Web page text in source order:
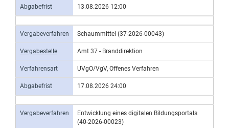
Abgabefrist 13.08.2026 12:00
Vergabeverfahren Schaummittel (37-2026-00043)
Vergabestelle Amt 37 - Branddirektion
Verfahrensart UVgO/VgV, Offenes Verfahren
Abgabefrist 17.08.2026 24:00
Vergabeverfahren
Entwicklung eines digitalen Bildungsportals
(40-2026-00023)